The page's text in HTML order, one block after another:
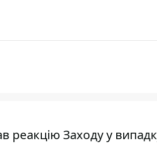
реакцію Заходу у